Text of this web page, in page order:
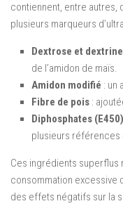
contiennent, entre autres,
plusieurs marqueurs
Dextrose et dextrine
de l’amidon de maïs.
Amidon modifié : un
Fibre de pois :
Diphosphates (E450)
plusieurs références
Ces ingrédients superflus
consommation excessive
des effets négatifs sur la